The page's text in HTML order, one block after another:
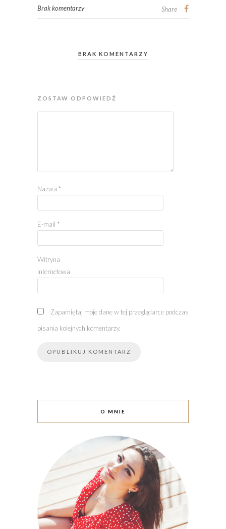
Brak komentarzy Share
BRAK KOMENTARZY
ZOSTAW ODPOWIEDŹ
Nazwa *
E-mail *
Witryna
internetowa
Zapamiętaj moje dane w tej przeglądarce podczas
pisania kolejnych komentarzy.
O MNIE